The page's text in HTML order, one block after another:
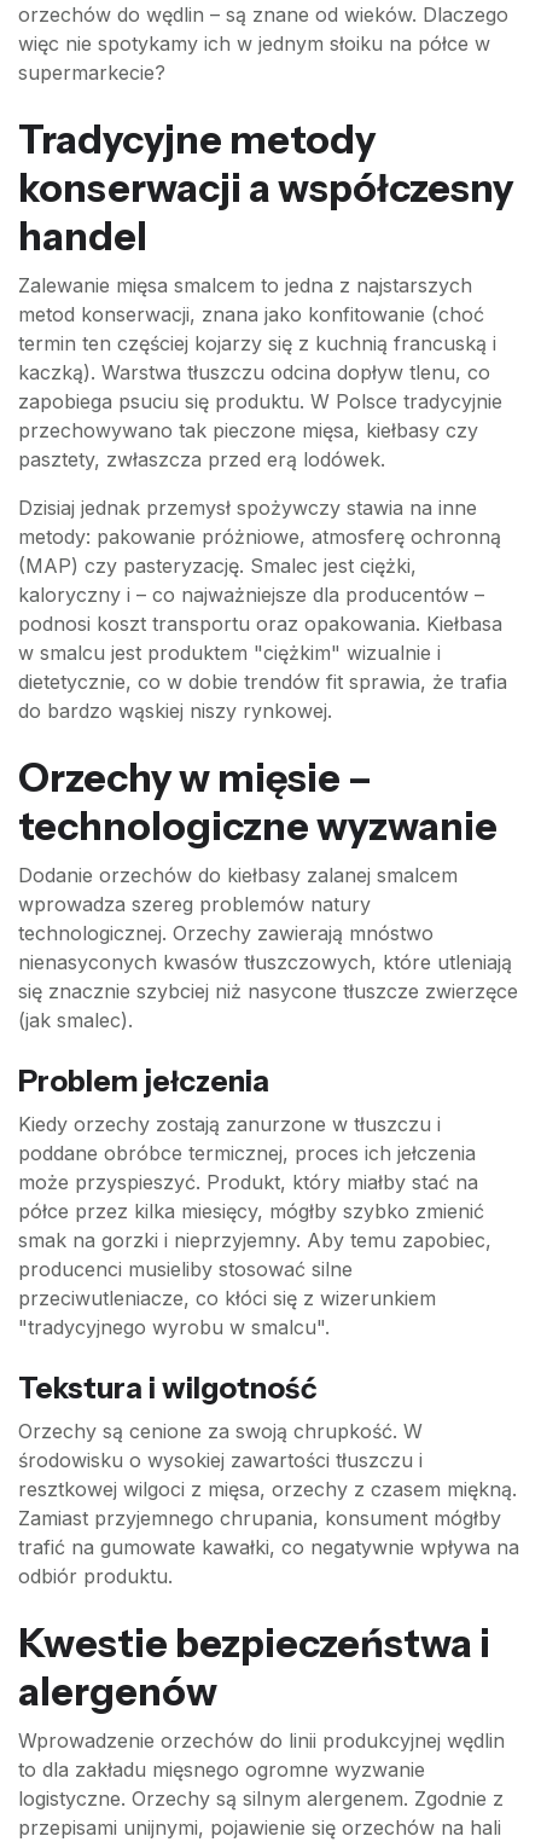
orzechów do wędlin – są znane od wieków. Dlaczego
więc nie spotykamy ich w jednym słoiku na półce w
supermarkecie?
Tradycyjne metody
konserwacji a współczesny
handel
Zalewanie mięsa smalcem to jedna z najstarszych
metod konserwacji, znana jako konfitowanie (choć
termin ten częściej kojarzy się z kuchnią francuską i
kaczką). Warstwa tłuszczu odcina dopływ tlenu, co
zapobiega psuciu się produktu. W Polsce tradycyjnie
przechowywano tak pieczone mięsa, kiełbasy czy
pasztety, zwłaszcza przed erą lodówek.
Dzisiaj jednak przemysł spożywczy stawia na inne
metody: pakowanie próżniowe, atmosferę ochronną
(MAP) czy pasteryzację. Smalec jest ciężki,
kaloryczny i – co najważniejsze dla producentów –
podnosi koszt transportu oraz opakowania. Kiełbasa
w smalcu jest produktem "ciężkim" wizualnie i
dietetycznie, co w dobie trendów fit sprawia, że trafia
do bardzo wąskiej niszy rynkowej.
Orzechy w mięsie –
technologiczne wyzwanie
Dodanie orzechów do kiełbasy zalanej smalcem
wprowadza szereg problemów natury
technologicznej. Orzechy zawierają mnóstwo
nienasyconych kwasów tłuszczowych, które utleniają
się znacznie szybciej niż nasycone tłuszcze zwierzęce
(jak smalec).
Problem jełczenia
Kiedy orzechy zostają zanurzone w tłuszczu i
poddane obróbce termicznej, proces ich jełczenia
może przyspieszyć. Produkt, który miałby stać na
półce przez kilka miesięcy, mógłby szybko zmienić
smak na gorzki i nieprzyjemny. Aby temu zapobiec,
producenci musieliby stosować silne
przeciwutleniacze, co kłóci się z wizerunkiem
"tradycyjnego wyrobu w smalcu".
Tekstura i wilgotność
Orzechy są cenione za swoją chrupkość. W
środowisku o wysokiej zawartości tłuszczu i
resztkowej wilgoci z mięsa, orzechy z czasem miękną.
Zamiast przyjemnego chrupania, konsument mógłby
trafić na gumowate kawałki, co negatywnie wpływa na
odbiór produktu.
Kwestie bezpieczeństwa i
alergenów
Wprowadzenie orzechów do linii produkcyjnej wędlin
to dla zakładu mięsnego ogromne wyzwanie
logistyczne. Orzechy są silnym alergenem. Zgodnie z
przepisami unijnymi, pojawienie się orzechów na hali